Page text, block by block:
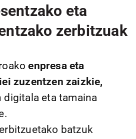
eta
zerbitzuak
enpresa eta
zuzentzen zaizkie,
digitala eta tamaina
batzuk